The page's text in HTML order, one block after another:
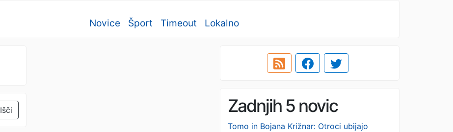
Novice Šport Timeout Lokalno
Išči Zadnjih 5 novic
Tomo in Bojana Križnar: Otroci ubijajo